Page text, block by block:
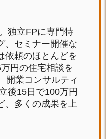
独立FPに専門特
、セミナー開催な
依頼のほとんどを
円の住宅相談を
開業コンサルティ
後15日で100万円
、多くの成果を上